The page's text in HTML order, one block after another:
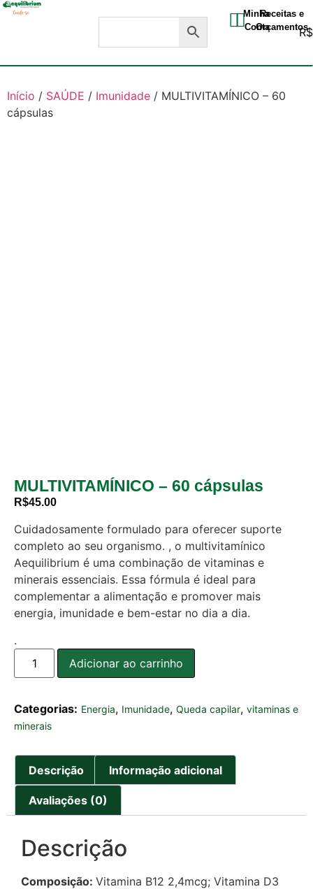
Minha
Conta
Receitas e
Orçamentos
R$
Início / SAÚDE / Imunidade / MULTIVITAMÍNICO – 60
cápsulas
MULTIVITAMÍNICO – 60 cápsulas
R$45.00
Cuidadosamente formulado para oferecer suporte
completo ao seu organismo. , o multivitamínico
Aequilibrium é uma combinação de vitaminas e
minerais essenciais. Essa fórmula é ideal para
complementar a alimentação e promover mais
energia, imunidade e bem-estar no dia a dia.
.
Adicionar ao carrinho
Categorias: Energia, Imunidade, Queda capilar, vitaminas e
minerais
Descrição Informação adicional
Avaliações (0)
Descrição
Composição: Vitamina B12 2,4mcg; Vitamina D3